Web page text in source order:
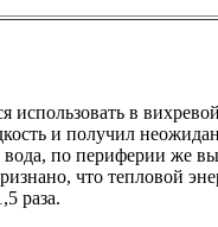
использовать в
и получил
вода, по периферии же
что тепловой
раза.